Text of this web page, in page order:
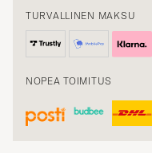
TURVALLINEN MAKSU
NOPEA TOIMITUS